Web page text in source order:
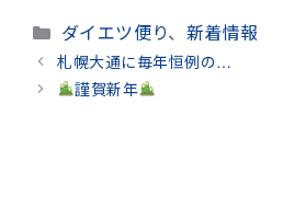
カ
テ
ゴ
ダイエツ便り、 新着情報
札幌大通に毎年恒例の…
謹賀新年